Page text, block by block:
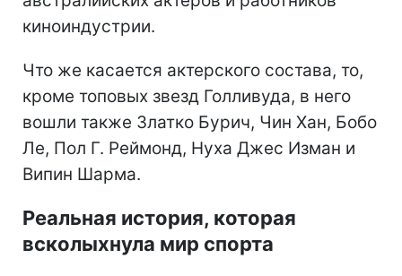
киноиндустрии.
Что же касается актерского состава, то,
кроме топовых звезд Голливуда, в него
вошли также Златко Бурич, Чин Хан, Бобо
Ле, Пол Г. Реймонд, Нуха Джес Изман и
Випин Шарма.
Реальная история, которая
всколыхнула мир спорта